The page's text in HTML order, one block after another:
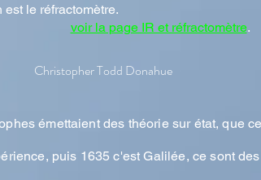
le réfractomètre.
voir la page IR et réfractomètre.
Christopher Todd Donahue
émettaient des théorie sur état, que
puis 1635 c'est Galilée, ce sont